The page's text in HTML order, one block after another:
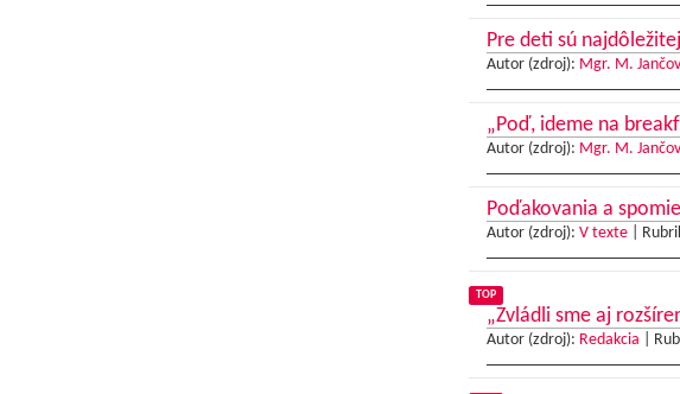
Pre deti sú
Autor (zdroj): Mgr. M.
„Poď, ideme na
Autor (zdroj): Mgr. M.
Poďakovania a
Autor (zdroj): V texte|
TOP
„Zvládli sme aj
Autor (zdroj): Redakcia